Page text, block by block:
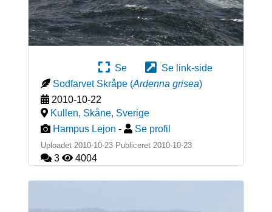
Se
Se link-side
Sodfarvet Skråpe (Ardenna grisea)
2010-10-22
Kullen, Skåne, Sverige
Hampus Lejon - Se profil
Uploadet 2010-10-23 Publiceret 2010-10-23
3 4004